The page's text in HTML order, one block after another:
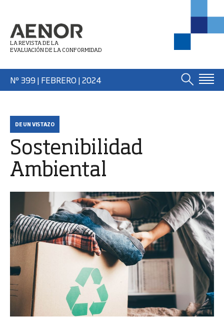
LA REVISTA DE LA
EVALUACIÓN DE LA CONFORMIDAD
Nº 399 | FEBRERO| 2024
DE UN VISTAZO
Sostenibilidad
Ambiental